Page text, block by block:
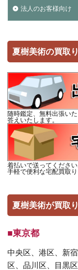
法人のお客様向け
夏樹美術の買取
随時鑑定、無料出張い
答えいたします。
着払いで送ってください
手軽で便利な宅配買取
夏樹美術が買取
■東京都
中央区、港区、新
区、品川区、目黒